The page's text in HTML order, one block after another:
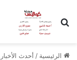
بحث عن
الرئيسية / أحدث الأخبار